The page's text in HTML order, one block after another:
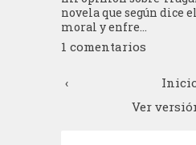
novela que según dice
moral y enfre...
1 comentarios
‹
Ver